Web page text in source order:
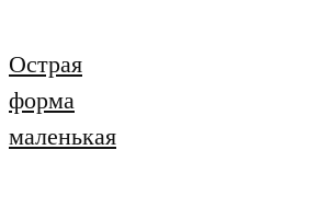
Острая
форма
маленькая